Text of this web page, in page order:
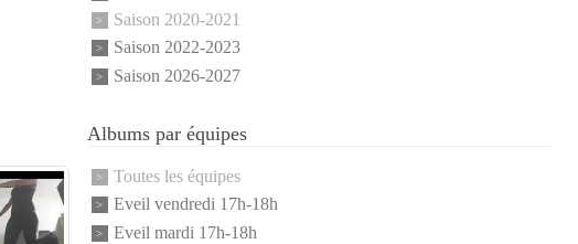
Saison 2020-2021
Saison 2022-2023
Saison 2026-2027
Albums par équipes
Toutes les équipes
Eveil vendredi 17h-18h
Eveil mardi 17h-18h